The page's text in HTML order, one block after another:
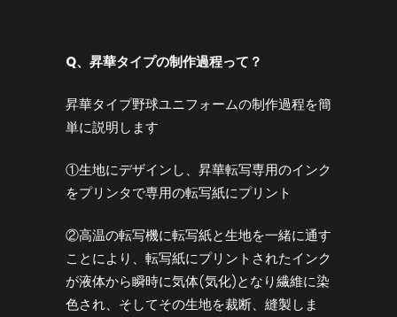
Q、昇華タイプの制作過程って？
昇華タイプ野球ユニフォームの制作過程を簡
単に説明します
①生地にデザインし、昇華転写専用のインク
をプリンタで専用の転写紙にプリント
②高温の転写機に転写紙と生地を一緒に通す
ことにより、転写紙にプリントされたインク
が液体から瞬時に気体(気化)となり繊維に染
色され、そしてその生地を裁断、縫製しま